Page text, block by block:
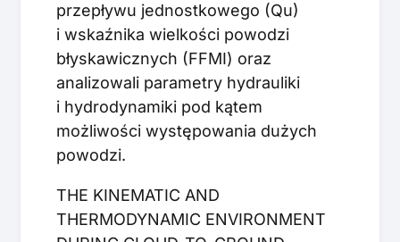
przepływu jednostkowego (Qu)
i wskaźnika wielkości powodzi
błyskawicznych (FFMI) oraz
analizowali parametry hydrauliki
i hydrodynamiki pod kątem
możliwości występowania dużych
powodzi.
THE KINEMATIC AND
THERMODYNAMIC ENVIRONMENT